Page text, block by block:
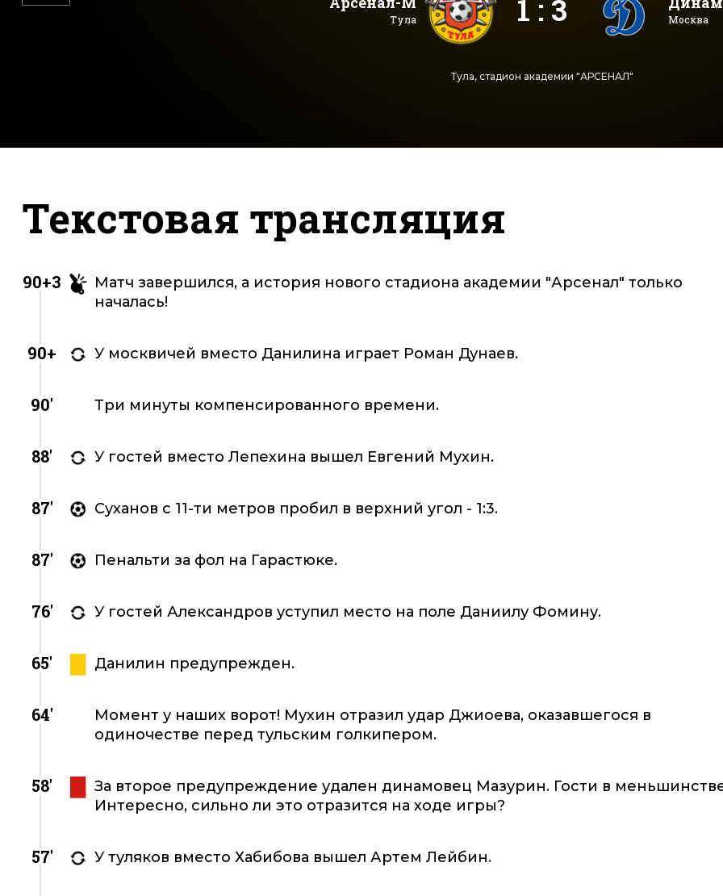
Тула 1 : 3 Москва
Тула, стадион академии "АРСЕНАЛ"
Текстовая трансляция
90+3
Матч завершился, а история нового стадиона академии "Арсенал" только
началась!
90+ У москвичей вместо Данилина играет Роман Дунаев.
90' Три минуты компенсированного времени.
88' У гостей вместо Лепехина вышел Евгений Мухин.
87' Суханов с 11-ти метров пробил в верхний угол - 1:3.
87' Пенальти за фол на Гарастюке.
76' У гостей Александров уступил место на поле Даниилу Фомину.
65' Данилин предупрежден.
64'
Момент у наших ворот! Мухин отразил удар Джиоева, оказавшегося в
одиночестве перед тульским голкипером.
58'
За второе предупреждение удален динамовец Мазурин. Гости в
Интересно, сильно ли это отразится на ходе игры?
57' У туляков вместо Хабибова вышел Артем Лейбин.